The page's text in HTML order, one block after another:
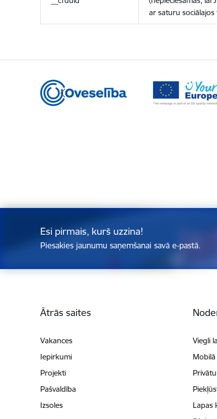
ar saturu sociālajos
Esi pirmais, kurš uzzina!
Piesakies jaunumu saņemšanai savā e-pastā.
Ātrās saites
Vakances
Iepirkumi
Projekti
Pašvaldība
Izsoles
Viegli
Lapas